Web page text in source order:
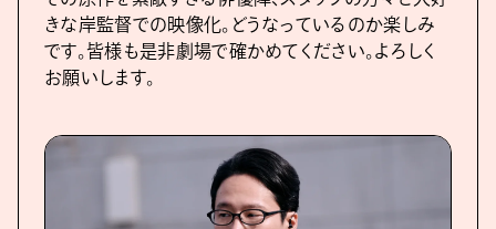
きな岸監督での映像化。どうなっているのか楽しみ
です。皆様も是非劇場で確かめてください。よろしく
お願いします。